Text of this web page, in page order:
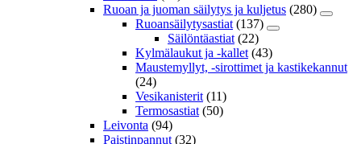
Ruoan ja juoman säilytys ja kuljetus (280)
Ruoansäilytysastiat (137)
Säilöntäastiat (22)
Kylmälaukut ja -kallet (43)
Maustemyllyt, -sirottimet ja kastikekannut
(24)
Vesikanisterit (11)
Termosastiat (50)
Leivonta (94)
Paistinpannut (32)